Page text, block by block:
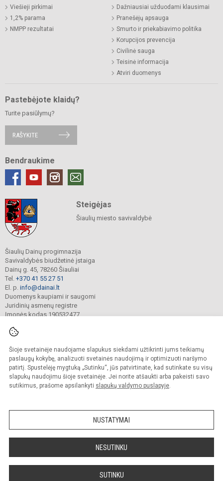
Šioje svetainėje naudojame slapukus siekdami užtikrinti jums teikiamų
paslaugų kokybę, analizuoti svetainės naudojimą ir optimizuoti naršymo
patirtį. Spustelėję mygtuką „Sutinku“, jūs patvirtinate, kad sutinkate su visų
slapukų naudojimu šioje svetainėje. Jei norite atšaukti arba pakeisti savo
sutikimus, prašome apsilankyti slapukų valdymo puslapyje.
NUSTATYMAI
NESUTINKU
SUTINKU
Viešieji pirkimai
1,2% parama
NMPP rezultatai
Dažniausiai užduodami klausimai
Pranešėjų apsauga
Smurto ir priekabiavimo politika
Korupcijos prevencija
Civilinė sauga
Teisinė informacija
Atviri duomenys
Pastebėjote klaidų?
Turite pasiūlymų?
RAŠYKITE
Bendraukime
Steigėjas
Šiaulių miesto savivaldybė
Šiaulių Dainų progimnazija
Savivaldybės biudžetinė įstaiga
Dainų g. 45, 78260 Šiauliai
Tel. +370 41 55 27 51
El. p. info@dainai.lt
Duomenys kaupiami ir saugomi
Juridinių asmenų registre
Įmonės kodas 190532477
© 2023. Šiaulių Dainų progimnazija. Visos teisės saugomos.
Kopijuoti turinį be raštiško gimnazijos sutikimo griežtai draudžiama.
Prieinamumo paraiška Slapukų politika
Sumanus būdas atnaujinti